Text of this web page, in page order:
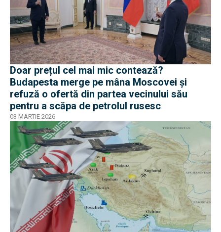
Doar prețul cel mai mic contează?
Budapesta merge pe mâna Moscovei și
refuză o ofertă din partea vecinului său
pentru a scăpa de petrolul rusesc
03 MARTIE 2026